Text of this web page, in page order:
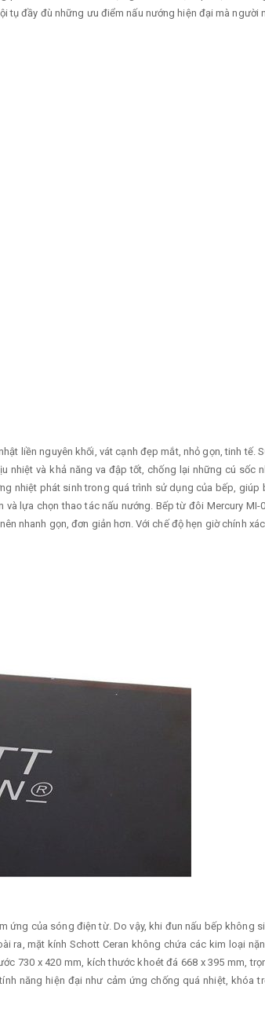
tụ đầy đù những ưu điểm nấu nướng hiện đại mà người
liền nguyên khối, vát cạnh đẹp mắt, nhỏ gọn, tinh
và khả năng va đập tốt, chống lại những cú sốc
nhiệt phát sinh trong quá trình sử dụng của bếp,
lựa chọn thao tác nấu nướng. Bếp từ đôi Mercury
nhanh gọn, đơn giản hơn. Với chế độ hẹn giờ chính
ứng của sóng điện từ. Do vậy, khi đun nấu bếp không
ra, mặt kính Schott Ceran không chứa các kim loại
730 x 420 mm, kích thước khoét đá 668 x 395 mm,
năng hiện đại như cảm ứng chống quá nhiệt,